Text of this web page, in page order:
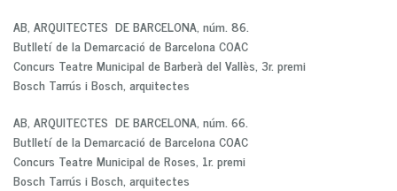
AB, ARQUITECTES DE BARCELONA, núm. 86.
Butlletí de la Demarcació de Barcelona COAC
Concurs Teatre Municipal de Barberà del Vallès, 3r. premi
Bosch Tarrús i Bosch, arquitectes
AB, ARQUITECTES DE BARCELONA, núm. 66.
Butlletí de la Demarcació de Barcelona COAC
Concurs Teatre Municipal de Roses, 1r. premi
Bosch Tarrús i Bosch, arquitectes